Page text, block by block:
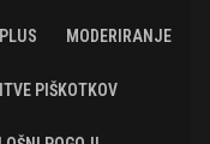
MODERIRANJE
PIŠKOTKOV